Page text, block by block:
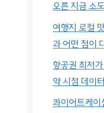
오른 지금 소
여행지 로컬
과 어떤 점이
항공권 최저
약 시점 데이
콰이어트케